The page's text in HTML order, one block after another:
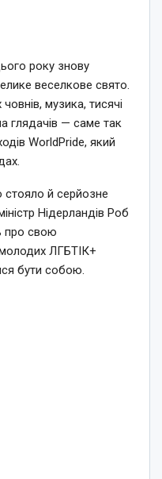
року знову
веселкове свято.
музика, тисячі
глядачів — саме так
WorldPride, який
й серйозне
Нідерландів Роб
про свою
ЛГБТІК+
бути собою.